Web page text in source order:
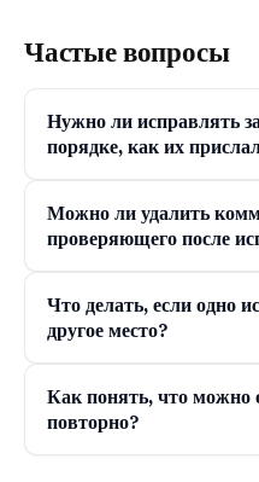
Частые вопросы
Нужно ли исправлять
порядке, как их
Можно ли удалить
проверяющего после
Что делать, если одно
другое место?
Как понять, что можно
повторно?